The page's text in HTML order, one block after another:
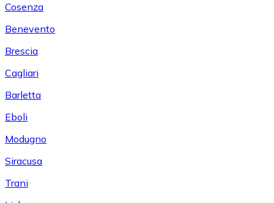
Cosenza
Benevento
Brescia
Cagliari
Barletta
Eboli
Modugno
Siracusa
Trani